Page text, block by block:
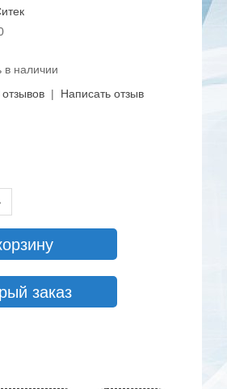
в наличии
отзывов | Написать отзыв
заказ